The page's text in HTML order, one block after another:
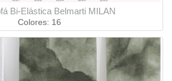
Bi-Elástica Belmarti MILAN
Colores: 16